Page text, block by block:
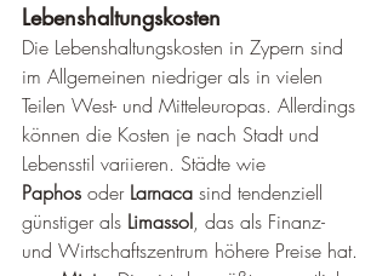
Lebenshaltungskosten
Die Lebenshaltungskosten in Zypern sind
im Allgemeinen niedriger als in vielen
Teilen West- und Mitteleuropas. Allerdings
können die Kosten je nach Stadt und
Lebensstil variieren. Städte wie
Paphos oder Larnaca sind tendenziell
günstiger als Limassol, das als Finanz-
und Wirtschaftszentrum höhere Preise hat.